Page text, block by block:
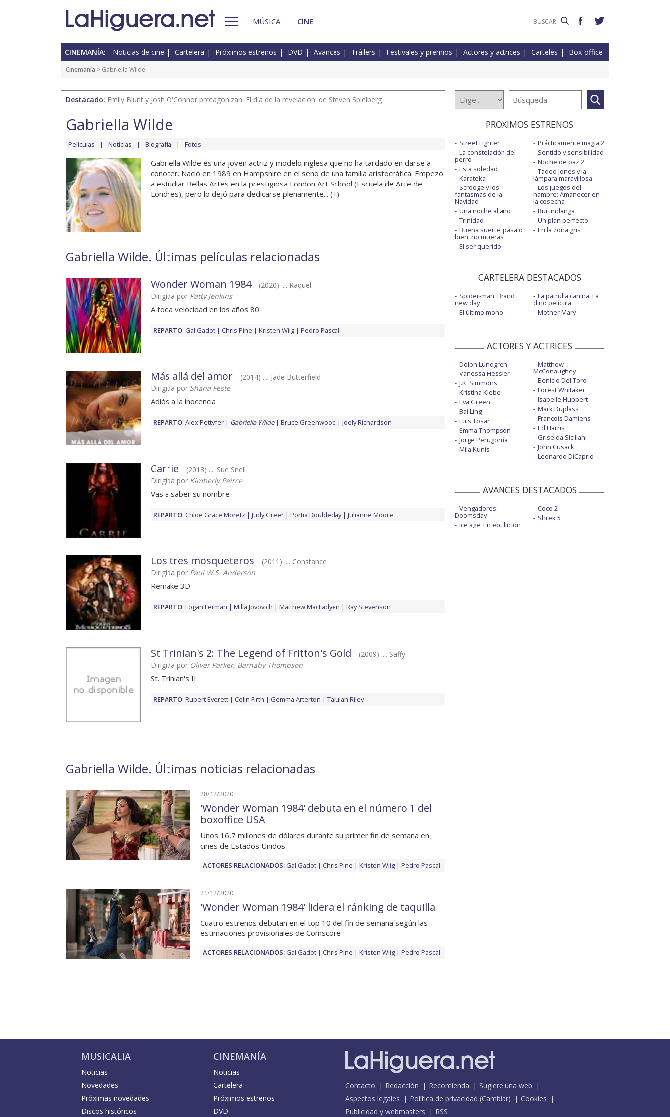
MÚSICA CINE
CINEMANÍA: Noticias de cine Cartelera Próximos estrenos DVD Avances Tráilers Festivales y premios Actores y actrices Carteles Box-office
Cinemanía > Gabriella Wilde
Destacado: Emily Blunt y Josh O'Connor protagonizan 'El día de la revelación' de Steven Spielberg
Gabriella Wilde
Películas Noticias Biografía Fotos
Gabriella Wilde es una joven actriz y modelo inglesa que no ha tardado en darse a
conocer. Nació en 1989 en Hampshire en el seno de una familia aristocrática. Empezó
a estudiar Bellas Artes en la prestigiosa London Art School (Escuela de Arte de
Londres), pero lo dejó para dedicarse plenamente... (+)
Gabriella Wilde. Últimas películas relacionadas
Wonder Woman 1984
(2020) .... Raquel
Dirigida por Patty Jenkins
A toda velocidad en los años 80
REPARTO: Gal Gadot Chris Pine Kristen Wiig Pedro Pascal
Más allá del amor
(2014) .... Jade Butterfield
Dirigida por Shana Feste
Adiós a la inocencia
REPARTO: Alex Pettyfer Gabriella Wilde Bruce Greenwood Joely Richardson
Carrie
(2013) .... Sue Snell
Dirigida por Kimberly Peirce
Vas a saber su nombre
REPARTO: Chloë Grace Moretz Judy Greer Portia Doubleday Julianne Moore
Los tres mosqueteros
(2011) .... Constance
Dirigida por Paul W.S. Anderson
Remake 3D
REPARTO: Logan Lerman Milla Jovovich Matthew MacFadyen Ray Stevenson
St Trinian's 2: The Legend of Fritton's Gold
(2009) .... Saffy
Dirigida por Oliver Parker, Barnaby Thompson
St. Trinian's II
REPARTO: Rupert Everett Colin Firth Gemma Arterton Talulah Riley
Gabriella Wilde. Últimas noticias relacionadas
28/12/2020
'Wonder Woman 1984' debuta en el número 1 del
boxoffice USA
Unos 16,7 millones de dólares durante su primer fin de semana en
cines de Estados Unidos
ACTORES RELACIONADOS: Gal Gadot Chris Pine Kristen Wiig Pedro Pascal
21/12/2020
'Wonder Woman 1984' lidera el ránking de taquilla
Cuatro estrenos debutan en el top 10 del fin de semana según las
estimaciones provisionales de Comscore
ACTORES RELACIONADOS: Gal Gadot Chris Pine Kristen Wiig Pedro Pascal
PROXIMOS ESTRENOS
Street Fighter
La constelación del
perro
Esta soledad
Karateka
Scrooge y los
fantasmas de la
Navidad
Una noche al año
Trinidad
Buena suerte, pásalo
bien, no mueras
El ser querido
Prácticamente magia 2
Sentido y sensibilidad
Noche de paz 2
Tadeo Jones y la
lámpara maravillosa
Los juegos del
hambre: Amanecer en
la cosecha
Burundanga
Un plan perfecto
En la zona gris
CARTELERA DESTACADOS
Spider-man: Brand
new day
El último mono
La patrulla canina: La
dino película
Mother Mary
ACTORES Y ACTRICES
Dolph Lundgren
Vanessa Hessler
J.K. Simmons
Kristina Klebe
Eva Green
Bai Ling
Luis Tosar
Emma Thompson
Jorge Perugorría
Mila Kunis
Matthew
McConaughey
Benicio Del Toro
Forest Whitaker
Isabelle Huppert
Mark Duplass
François Damiens
Ed Harris
Griselda Siciliani
John Cusack
Leonardo DiCaprio
AVANCES DESTACADOS
Vengadores:
Doomsday
Ice age: En ebullición
Coco 2
Shrek 5
MUSICALIA
Noticias
Novedades
Próximas novedades
Discos históricos
CINEMANÍA
Noticias
Cartelera
Próximos estrenos
DVD
Contacto Redacción Recomienda
Sugiere una web
Aspectos legales
Política de privacidad (Cambiar)
Cookies
Publicidad y webmasters
RSS